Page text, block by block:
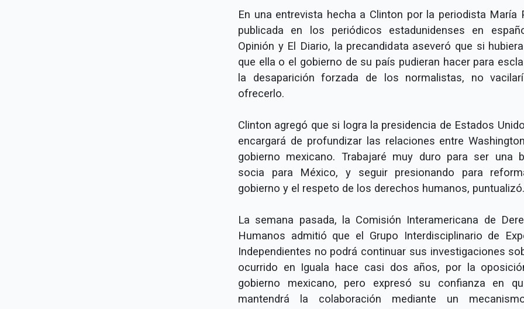
En una entrevista hecha a Clinton por la periodista María
publicada en los periódicos estadunidenses en
Opinión y El Diario, la precandidata aseveró que si
que ella o el gobierno de su país pudieran hacer para
la desaparición forzada de los normalistas, no
ofrecerlo.
Clinton agregó que si logra la presidencia de Estados
encargará de profundizar las relaciones entre
gobierno mexicano. Trabajaré muy duro para ser una
socia para México, y seguir presionando para
gobierno y el respeto de los derechos humanos, puntualizó.
La semana pasada, la Comisión Interamericana de
Humanos admitió que el Grupo Interdisciplinario de
Independientes no podrá continuar sus investigaciones
ocurrido en Iguala hace casi dos años, por la
gobierno mexicano, pero expresó su confianza en
mantendrá la colaboración mediante un